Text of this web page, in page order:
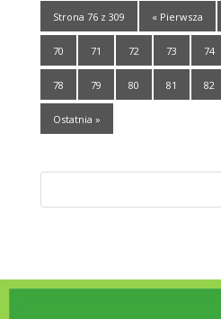
Strona 76 z 309 « Pierwsza
70 71 72 73 74
78 79 80 81 82
Ostatnia »